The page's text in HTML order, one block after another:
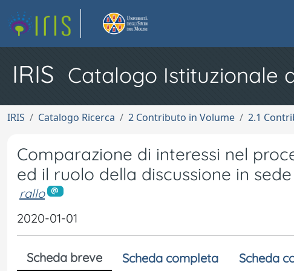
IRIS Catalogo Istituzionale
IRIS Catalogo Ricerca 2 Contributo in Volume 2.1
Comparazione di interessi nel
ed il ruolo della discussione in
rallo
2020-01-01
Scheda breve Scheda completa Scheda